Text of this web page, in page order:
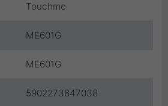
Touchme
ME601G
ME601G
5902273847038